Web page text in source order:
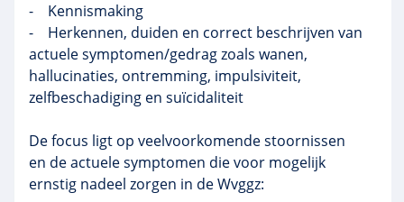
- Kennismaking
- Herkennen, duiden en correct beschrijven van
actuele symptomen/gedrag zoals wanen,
hallucinaties, ontremming, impulsiviteit,
zelfbeschadiging en suïcidaliteit
De focus ligt op veelvoorkomende stoornissen
en de actuele symptomen die voor mogelijk
ernstig nadeel zorgen in de Wvggz: